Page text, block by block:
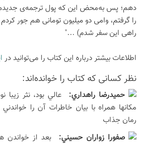
دهم؛ پس به‌محض این که پول ترجمه‌ی
را گرفتم، وامی دو میلیون تومانی هم جور کردم
راهی این سفر شدم) ..."
اطلاعات بیشتر درباره این کتاب را می‌توانید در
نظر كسانی كه كتاب را خوانده‌اند:
حميدرضا راهداري: عالي بود، نثر
مكانها همراه با بيان خاطرات آن را
رمان جذاب
صفورا زواران حسيني: بعد از خواندن